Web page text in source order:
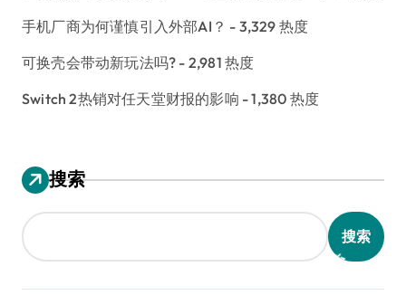
手机厂商为何谨慎引入外部AI？ - 3,329 热度
可换壳会带动新玩法吗? - 2,981 热度
Switch 2热销对任天堂财报的影响 - 1,380 热度
搜索
搜索